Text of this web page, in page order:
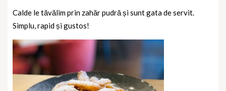
Calde le tăvălim prin zahăr pudră și sunt gata de servit.
Simplu, rapid și gustos!